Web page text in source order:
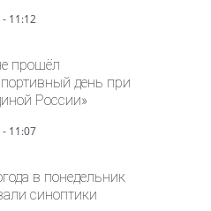
- 11:12
прошёл
день при
России»
- 11:07
в понедельник
синоптики